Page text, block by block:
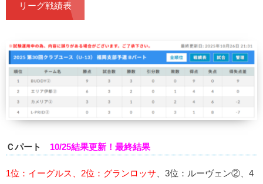
リーグ戦績表
Ｃパート 10/25結果更新！最終結果
1位：イーグルス、2位：グランロッサ 、3位：ルーヴェン②、4